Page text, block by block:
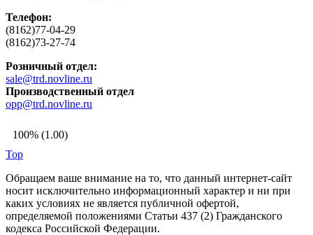
Телефон:
(8162)77-04-29
(8162)73-27-74
Розничный отдел:
sale@trd.novline.ru
Производственный отдел
opp@trd.novline.ru
100% (1.00)
Top
Обращаем ваше внимание на то, что данный интернет-сайт
носит исключительно информационный характер и ни при
каких условиях не является публичной офертой,
определяемой положениями Статьи 437 (2) Гражданского
кодекса Российской Федерации.